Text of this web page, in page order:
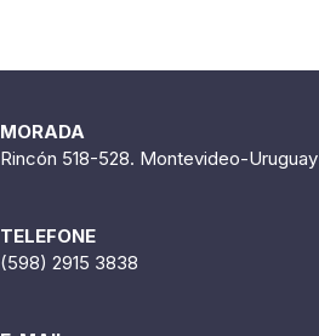
MORADA
Rincón 518-528. Montevideo-Uruguay
TELEFONE
(598) 2915 3838